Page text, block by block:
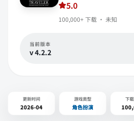
5.0
100,000+ 下载 · 未知
当前版本
v4.2.2
更新时间
2026-04
游戏类型
角色扮演
下